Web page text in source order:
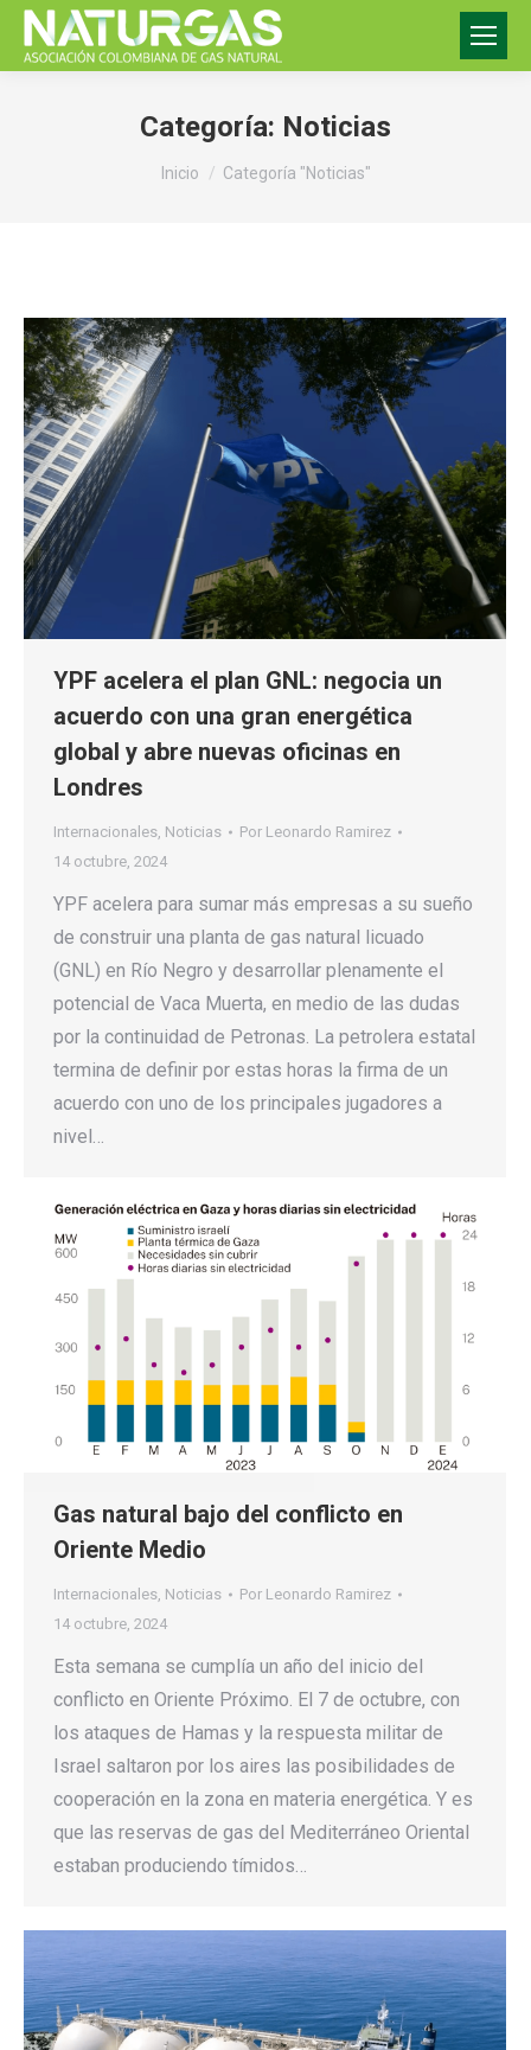
Categoría: Noticias
Estás aquí:
Inicio Categoría "Noticias"
YPF acelera el plan GNL: negocia un
acuerdo con una gran energética
global y abre nuevas oficinas en
Londres
Internacionales, Noticias Por Leonardo Ramirez
14 octubre, 2024
YPF acelera para sumar más empresas a su sueño
de construir una planta de gas natural licuado
(GNL) en Río Negro y desarrollar plenamente el
potencial de Vaca Muerta, en medio de las dudas
por la continuidad de Petronas. La petrolera estatal
termina de definir por estas horas la firma de un
acuerdo con uno de los principales jugadores a
nivel…
Gas natural bajo del conflicto en
Oriente Medio
Internacionales, Noticias Por Leonardo Ramirez
14 octubre, 2024
Esta semana se cumplía un año del inicio del
conflicto en Oriente Próximo. El 7 de octubre, con
los ataques de Hamas y la respuesta militar de
Israel saltaron por los aires las posibilidades de
cooperación en la zona en materia energética. Y es
que las reservas de gas del Mediterráneo Oriental
estaban produciendo tímidos…